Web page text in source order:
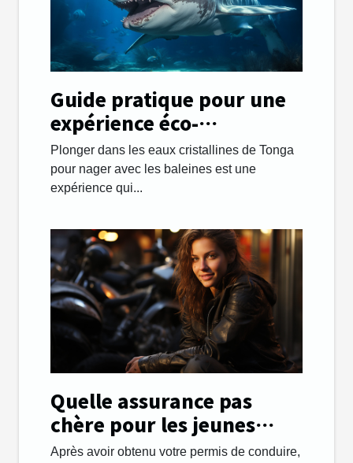
Guide pratique pour une
expérience éco-
responsable en nageant
avec les baleines à Tonga
Plonger dans les eaux cristallines de Tonga
pour nager avec les baleines est une
expérience qui...
Quelle assurance pas
chère pour les jeunes
automobilistes ?
Après avoir obtenu votre permis de conduire,